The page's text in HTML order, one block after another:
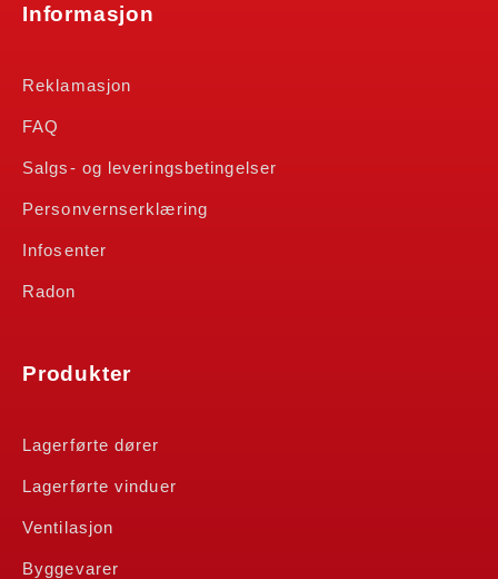
Informasjon
Reklamasjon
FAQ
Salgs- og leveringsbetingelser
Personvernserklæring
Infosenter
Radon
Produkter
Lagerførte dører
Lagerførte vinduer
Ventilasjon
Byggevarer